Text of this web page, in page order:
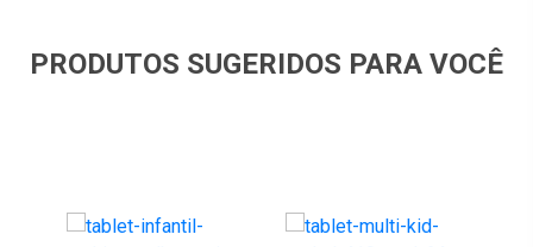
PRODUTOS SUGERIDOS PARA VOCÊ